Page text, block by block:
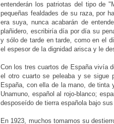
entenderán los patriotas del tipo de
pequeñas fealdades de su raza, por
era suya, nunca acabarán de
plañidero, escribiría día por día su
y sólo de tarde en tarde, como en el
el espesor de la dignidad arisca y le
Con los tres cuartos de España vivía
el otro cuarto se peleaba y se sigue
España, con ella de la mano, de tinta
Unamuno, español al rojo-blanco;
desposeído de tierra española bajo
En 1923, muchos tomamos su